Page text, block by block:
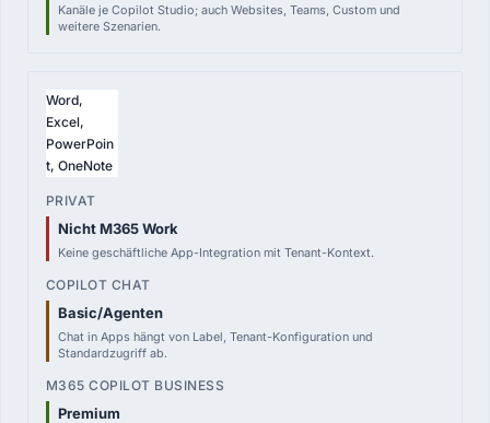
Kanäle je Copilot Studio; auch Websites, Teams, Custom und
weitere Szenarien.
Word,
Excel,
PowerPoin
t, OneNote
Nicht M365 Work
Keine geschäftliche App-Integration mit Tenant-Kontext.
Basic/Agenten
Chat in Apps hängt von Label, Tenant-Konfiguration und
Standardzugriff ab.
Premium